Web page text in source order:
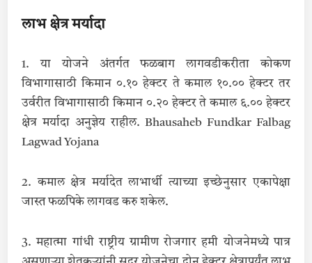
लाभ क्षेत्र मर्यादा
1. या योजने अंतर्गत फळबाग लागवडीकरीता कोकण
विभागासाठी किमान ०.१० हेक्‍टर ते कमाल १०.०० हेक्‍टर तर
उर्वरीत विभागासाठी किमान ०.२० हेक्‍टर ते कमाल ६.०० हेक्‍टर
क्षेत्र मर्यादा अनुज्ञेय राहील. Bhausaheb Fundkar Falbag
Lagwad Yojana
2. कमाल क्षेत्र मर्यादेत लाभार्थी त्याच्या इच्छेनुसार एकापेक्षा
जास्त फळपिके लागवड करु शकेल.
3. महात्मा गांधी राष्ट्रीय ग्रामीण रोजगार हमी योजनेमध्ये पात्र